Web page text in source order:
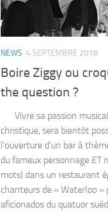
NEWS 4 SEPTEMBRE 2018
Boire Ziggy ou
the question ?
Vivre sa passion
christique, sera bientôt
l’ouverture d’un bar à
du fameux personnage ET
mots) dans un restaurant
chanteurs de « Waterloo »
aficionados du quatuor